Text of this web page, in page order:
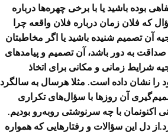
بوده باشید یا با برخی چهره‌ها درباره
که فلان زمان درباره فلان واقعه چرا
آن تصمیم شنیده باشید یا اگر مخاطبتان
به دور باشد، آن تصمیم و پیامدهای
شرایط زمانی و مکانی برای اتخاذ
را نشان داده است. مثلا هرسال به سالگرد
در تصمیم‌گیری آن روزها با سؤال‌های تکراری
رفتاری انجام نشده بود، ما در 40 سال بعد یعنی اکنونمان با چه سرنوشتی روبه‌رو بودیم.
دل این سؤالات و رفتارهایی که همواره